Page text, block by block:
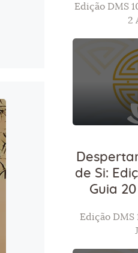
Edição DMS
2
de Si:
Guia
Edição DMS